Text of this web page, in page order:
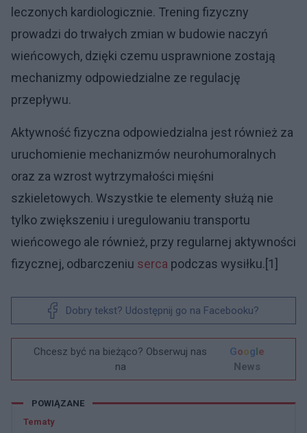
leczonych kardiologicznie. Trening fizyczny
prowadzi do trwałych zmian w budowie naczyń
wieńcowych, dzięki czemu usprawnione zostają
mechanizmy odpowiedzialne ze regulację
przepływu.
Aktywność fizyczna odpowiedzialna jest również za
uruchomienie mechanizmów neurohumoralnych
oraz za wzrost wytrzymałości mięśni
szkieletowych. Wszystkie te elementy służą nie
tylko zwiększeniu i uregulowaniu transportu
wieńcowego ale również, przy regularnej aktywności
fizycznej, odbarczeniu serca podczas wysiłku.[1]
Dobry tekst? Udostępnij go na Facebooku?
Chcesz być na bieżąco? Obserwuj nas
na
Google
News
POWIĄZANE
Tematy